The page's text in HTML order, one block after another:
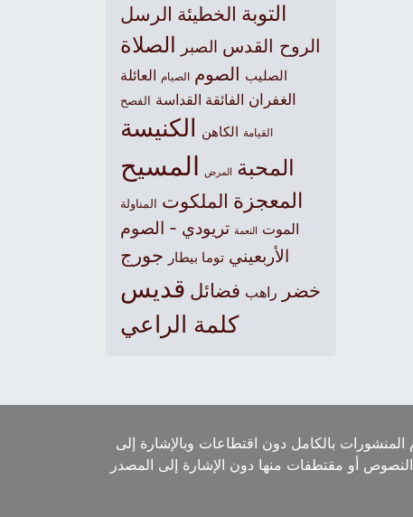
التوبة الخطيئة الرسل
الروح القدس الصبر الصلاة
الصليب الصوم الصيام العائلة
الغفران الفائقة القداسة الفصح
القيامة الكاهن الكنيسة
المحبة المرض المسيح
المعجزة الملكوت المناولة
الموت النعمة تريودي - الصوم
الأربعيني توما بيطار جورج
خضر راهب فضائل قديس
كلمة الراعي
بالكامل دون اقتطاعات وبالإشارة إلى
أو مقتطفات منها دون الإشارة إلى المصدر